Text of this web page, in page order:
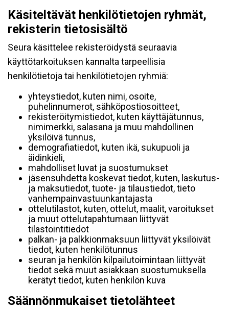
Käsiteltävät henkilötietojen ryhmät,
rekisterin tietosisältö
Seura käsittelee rekisteröidystä seuraavia
käyttötarkoituksen kannalta tarpeellisia
henkilötietoja tai henkilötietojen ryhmiä:
yhteystiedot, kuten nimi, osoite,
puhelinnumerot, sähköpostiosoitteet,
rekisteröitymistiedot, kuten käyttäjätunnus,
nimimerkki, salasana ja muu mahdollinen
yksilöivä tunnus,
demografiatiedot, kuten ikä, sukupuoli ja
äidinkieli,
mahdolliset luvat ja suostumukset
jäsensuhdetta koskevat tiedot, kuten, laskutus-
ja maksutiedot, tuote- ja tilaustiedot, tieto
vanhempainvastuunkantajasta
ottelutilastot, kuten, ottelut, maalit, varoitukset
ja muut ottelutapahtumaan liittyvät
tilastointitiedot
palkan- ja palkkionmaksuun liittyvät yksilöivät
tiedot, kuten henkilötunnus
seuran ja henkilön kilpailutoimintaan liittyvät
tiedot sekä muut asiakkaan suostumuksella
kerätyt tiedot, kuten henkilön kuva
Säännönmukaiset tietolähteet